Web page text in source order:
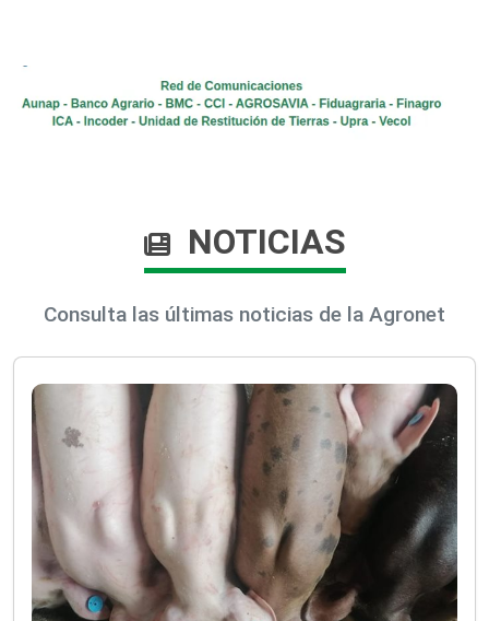
NOTICIAS
Consulta las últimas noticias de la Agronet